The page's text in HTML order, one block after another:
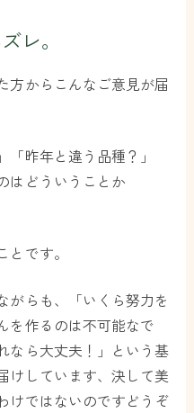
レ。
方からこんなご意見が届
「昨年と違う品種？」
はどういうことか
です。
がらも、「いくら努力を
を作るのは不可能なで
なら大丈夫！」という基
けしています、決して美
けではないのですどうぞ